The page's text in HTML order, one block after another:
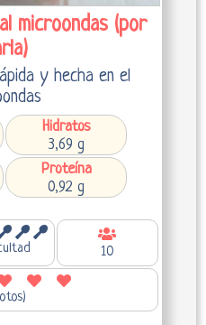
microondas (por
y hecha en el
Hidratos
3,69 g
Proteína
0,92 g
10